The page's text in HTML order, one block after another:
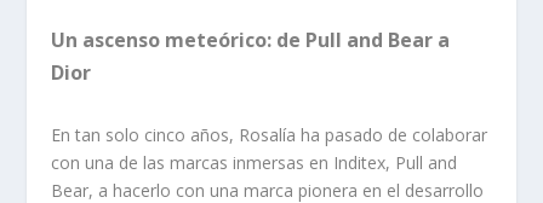
Un ascenso meteórico: de Pull and Bear a
Dior
En tan solo cinco años, Rosalía ha pasado de colaborar
con una de las marcas inmersas en Inditex, Pull and
Bear, a hacerlo con una marca pionera en el desarrollo